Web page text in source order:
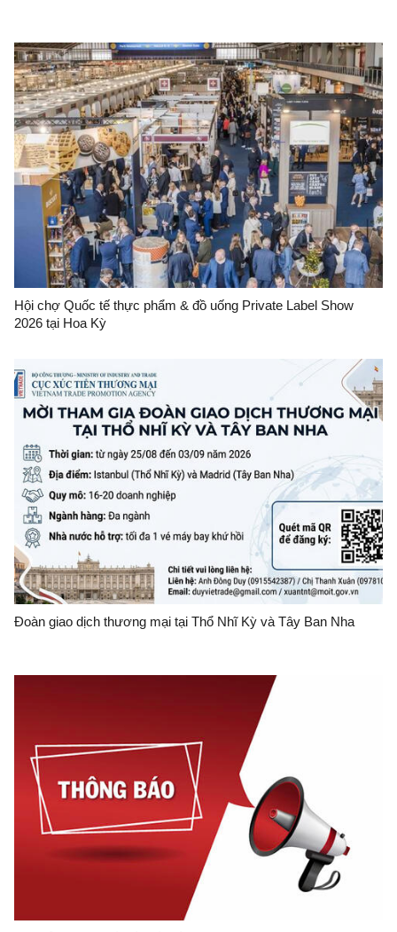
Hội chợ Quốc tế thực phẩm & đồ uống Private Label Show
2026 tại Hoa Kỳ
Đoàn giao dịch thương mại tại Thổ Nhĩ Kỳ và Tây Ban Nha